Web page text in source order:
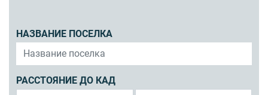
НАЗВАНИЕ ПОСЕЛКА
РАССТОЯНИЕ ДО КАД